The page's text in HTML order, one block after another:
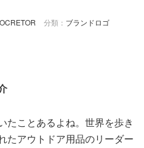
分類： ブランドロゴ
たことあるよね。世界を歩き
たアウトドア用品のリーダー